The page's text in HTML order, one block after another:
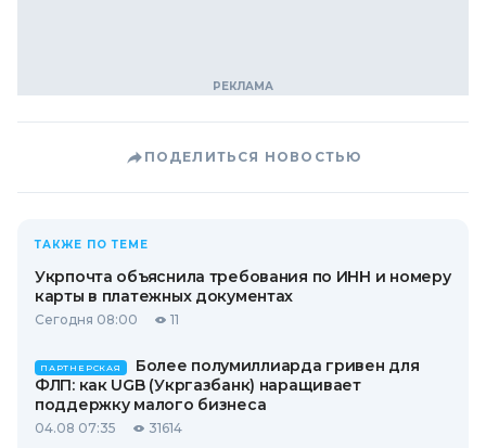
ПОДЕЛИТЬСЯ НОВОСТЬЮ
ТАКЖЕ ПО ТЕМЕ
Укрпочта объяснила требования по ИНН и номеру
карты в платежных документах
Сегодня 08:00 11
ПАРТНЕРСКАЯ
Более полумиллиарда гривен для
ФЛП: как UGB (Укргазбанк) наращивает
поддержку малого бизнеса
04.08 07:35 31614